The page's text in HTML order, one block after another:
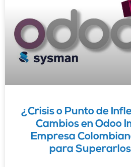
¿Crisis o Punto de
Cambios en Odoo
Empresa
para Superarlos